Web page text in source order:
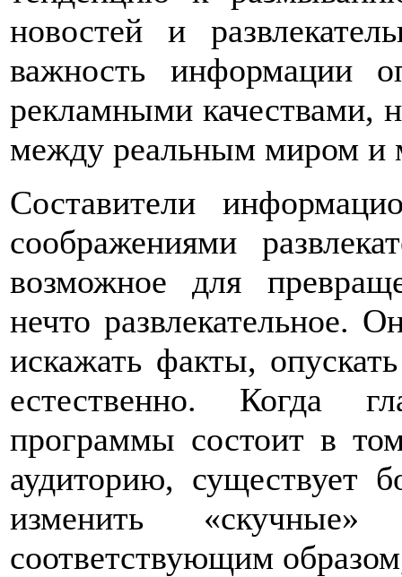
новостей и
важность информации
рекламными качествами,
между реальным миром
Составители
соображениями
возможное для
нечто развлекательное.
искажать факты,
естественно. Когда
программы состоит в
аудиторию, существует
изменить
соответствующим